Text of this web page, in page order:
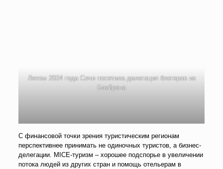
Летом 2024 года Сочи посетила делегация блогеров из
Бахйрена
С финансовой точки зрения туристическим регионам
перспективнее принимать не одиночных туристов, а бизнес-
делегации. MICE-туризм – хорошее подспорье в увеличении
потока людей из других стран и помощь отельерам в